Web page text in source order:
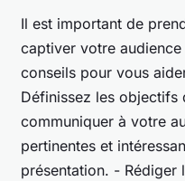
Il est important de
captiver votre
conseils pour vous
Définissez les objectifs
communiquer à votre
pertinentes et
présentation. -